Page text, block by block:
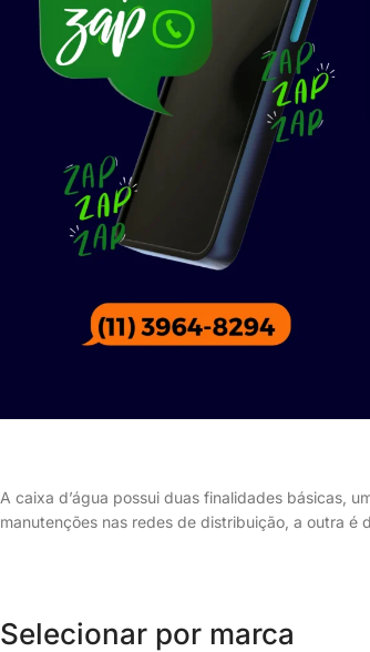
A caixa d’água possui duas finalidades básicas,
manutenções nas redes de distribuição, a outra é
Selecionar por marca